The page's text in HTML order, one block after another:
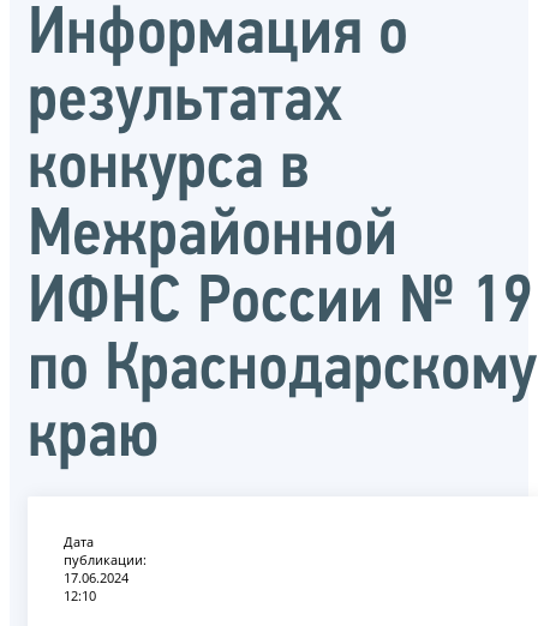
Информация о
результатах
конкурса в
Межрайонной
ИФНС России № 19
по Краснодарскому
краю
Дата
публикации:
17.06.2024
12:10